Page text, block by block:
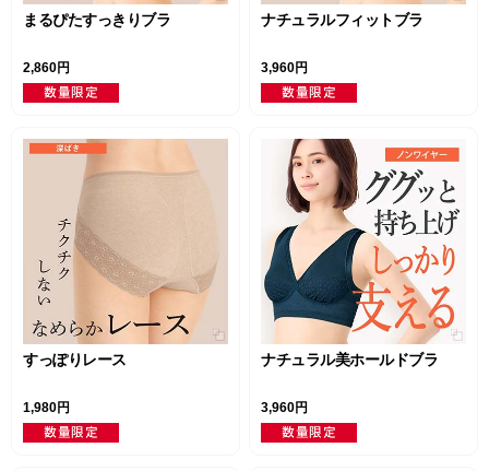
まるぴたすっきりブラ
2,860円
ナチュラルフィットブラ
3,960円
すっぽりレース
1,980円
ナチュラル美ホールドブラ
3,960円